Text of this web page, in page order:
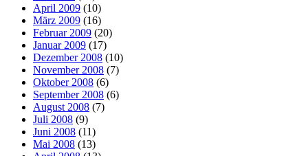
April 2009 (10)
März 2009 (16)
Februar 2009 (20)
Januar 2009 (17)
Dezember 2008 (10)
November 2008 (7)
Oktober 2008 (6)
September 2008 (6)
August 2008 (7)
Juli 2008 (9)
Juni 2008 (11)
Mai 2008 (13)